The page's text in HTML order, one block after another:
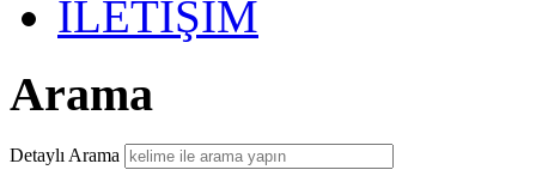
İLETİŞİM
Arama
Detaylı Arama